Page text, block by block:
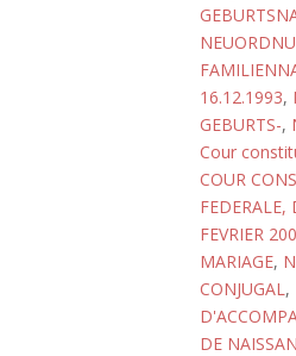
16.12.1993,
GEBURTS-,
Cour
COUR
FEDERALE,
FEVRIER
MARIAGE,
CONJUGAL,
DE